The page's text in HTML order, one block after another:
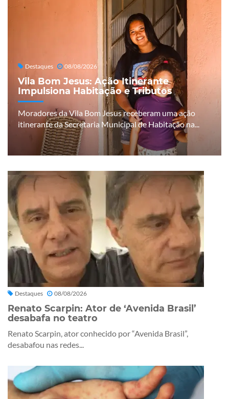
Destaques 08/08/2026
Vila Bom Jesus: Ação Itinerante
Impulsiona Habitação e Tributos
Moradores da Vila Bom Jesus receberam uma ação
itinerante da Secretaria Municipal de Habitação na...
Destaques 08/08/2026
Renato Scarpin: Ator de ‘Avenida Brasil’
desabafa no teatro
Renato Scarpin, ator conhecido por “Avenida Brasil”,
desabafou nas redes...